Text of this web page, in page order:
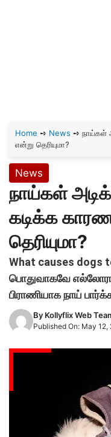
Home ➺ News ➺ நாய்கள்
என்று தெரியுமா?
News
நாய்கள்
கடிக்க
தெரியுமா?
What causes dogs
பொதுவாகவே
பிராணியாக நாய்
By Kollyflix Web
Published On: May